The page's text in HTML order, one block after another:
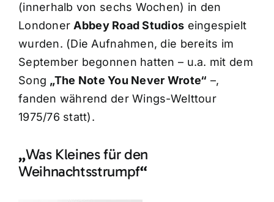
(innerhalb von sechs Wochen) in den
LondonerAbbey Road Studios eingespielt
wurden. (Die Aufnahmen, die bereits im
September begonnen hatten – u.a. mit dem
Song „The Note You Never Wrote“ –,
fanden während der Wings-Welttour
1975/76 statt).
„Was Kleines für den
Weihnachtsstrumpf“